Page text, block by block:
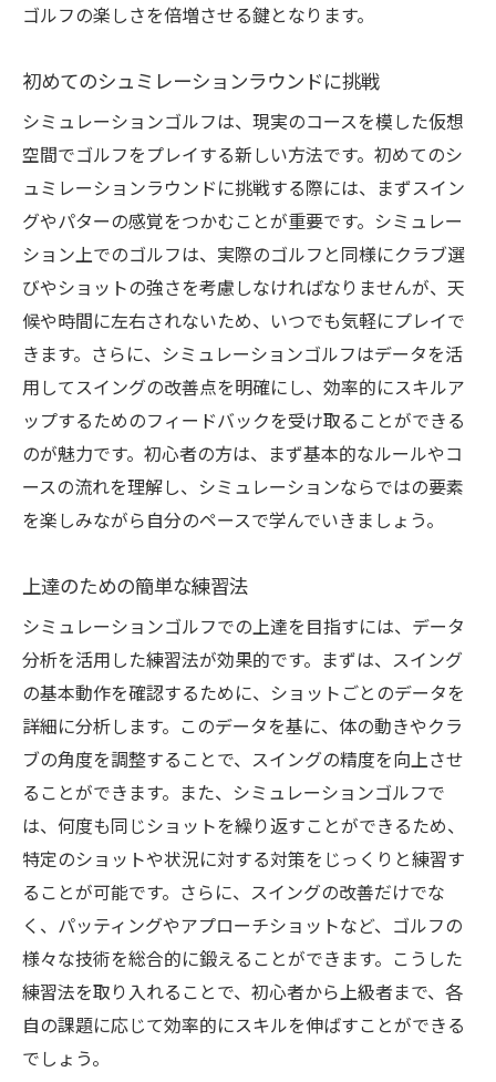
ゴルフの楽しさを倍増させる鍵となります。
初めてのシュミレーションラウンドに挑戦
シミュレーションゴルフは、現実のコースを模した仮想
空間でゴルフをプレイする新しい方法です。初めてのシ
ュミレーションラウンドに挑戦する際には、まずスイン
グやパターの感覚をつかむことが重要です。シミュレー
ション上でのゴルフは、実際のゴルフと同様にクラブ選
びやショットの強さを考慮しなければなりませんが、天
候や時間に左右されないため、いつでも気軽にプレイで
きます。さらに、シミュレーションゴルフはデータを活
用してスイングの改善点を明確にし、効率的にスキルア
ップするためのフィードバックを受け取ることができる
のが魅力です。初心者の方は、まず基本的なルールやコ
ースの流れを理解し、シミュレーションならではの要素
を楽しみながら自分のペースで学んでいきましょう。
上達のための簡単な練習法
シミュレーションゴルフでの上達を目指すには、データ
分析を活用した練習法が効果的です。まずは、スイング
の基本動作を確認するために、ショットごとのデータを
詳細に分析します。このデータを基に、体の動きやクラ
ブの角度を調整することで、スイングの精度を向上させ
ることができます。また、シミュレーションゴルフで
は、何度も同じショットを繰り返すことができるため、
特定のショットや状況に対する対策をじっくりと練習す
ることが可能です。さらに、スイングの改善だけでな
く、パッティングやアプローチショットなど、ゴルフの
様々な技術を総合的に鍛えることができます。こうした
練習法を取り入れることで、初心者から上級者まで、各
自の課題に応じて効率的にスキルを伸ばすことができる
でしょう。